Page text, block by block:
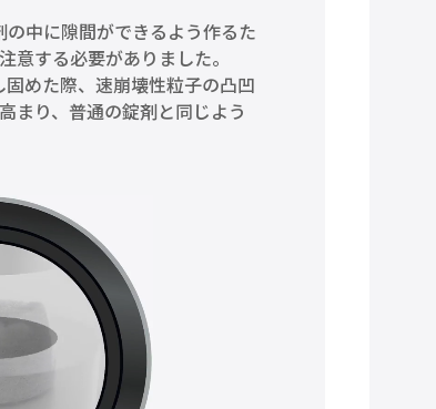
中に隙間ができるよう作るた
意する必要がありました。
めた際、速崩壊性粒子の凸凹
まり、普通の錠剤と同じよう